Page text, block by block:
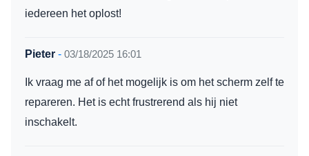
iedereen het oplost!
Pieter - 03/18/2025 16:01
Ik vraag me af of het mogelijk is om het scherm zelf te
repareren. Het is echt frustrerend als hij niet
inschakelt.